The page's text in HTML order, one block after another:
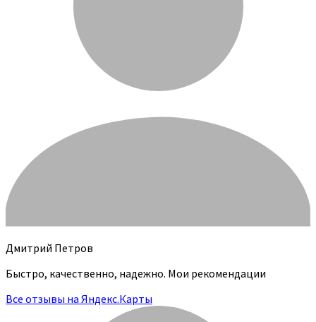
Дмитрий Петров
Быстро, качественно, надежно. Мои рекомендации
Все отзывы на Яндекс.Карты